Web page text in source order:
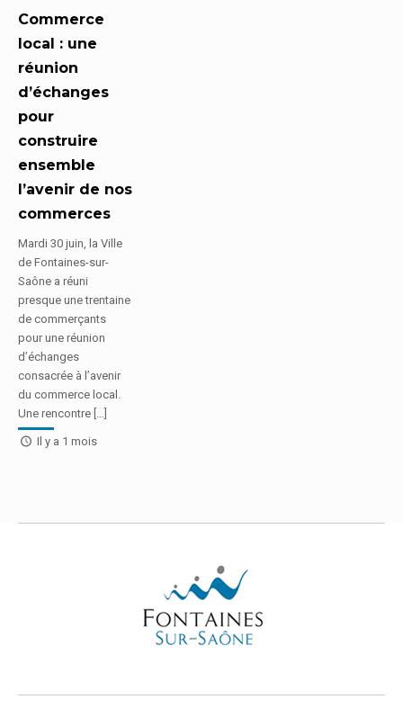
Commerce
local : une
réunion
d’échanges
pour
construire
ensemble
l’avenir de nos
commerces
Mardi 30 juin, la Ville
de Fontaines-sur-
Saône a réuni
presque une trentaine
de commerçants
pour une réunion
d’échanges
consacrée à l’avenir
du commerce local.
Une rencontre […]
Il y a 1 mois